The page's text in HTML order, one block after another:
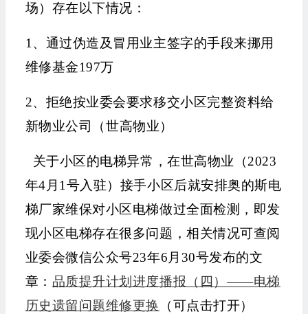
场）存在以下情况：
1、通过伪造及冒用业主签字的手段来挪用
维修基金197万
2、拒绝按业委会要求移交小区完整资料给
新物业公司（世高物业）
关于小区的电梯异常，在世高物业（2023
年4月1号入驻）接手小区后就安排奥的斯电
梯厂家维保对小区电梯做过全面检测，即发
现小区电梯存在很多问题，相关情况可查阅
业委会微信公众号23年6月30号发布的文
章： 品质提升计划进度播报（四）——电梯
历史遗留问题维修更换 （可点击打开）